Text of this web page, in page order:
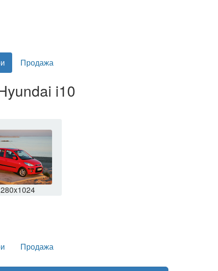
Продажа
i10
Продажа